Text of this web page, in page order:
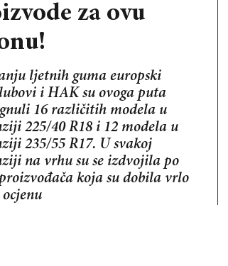
za ovu
ljetnih guma europski
i HAK su ovoga puta
16 različitih modela u
225/40 R18 i 12 modela u
235/55 R17. U svakoj
na vrhu su se izdvojila po
koja su dobila vrlo